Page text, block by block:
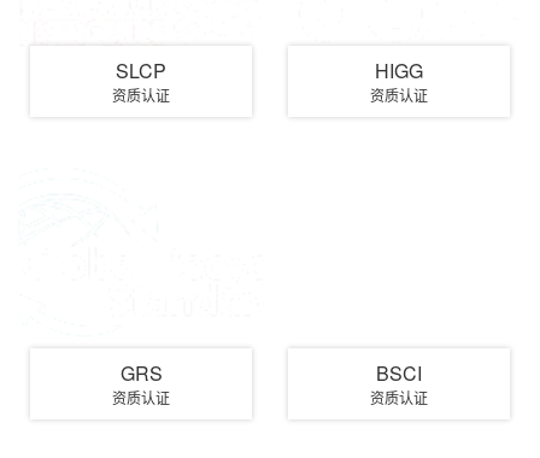
SLCP
资质认证
HIGG
资质认证
GRS
资质认证
BSCI
资质认证